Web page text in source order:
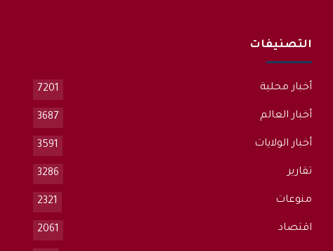
التصنيفات
أخبار محلية 7201
أخبار العالم 3687
أخبار الولايات 3591
تقارير 3286
منوعات 2321
اقتصاد 2061